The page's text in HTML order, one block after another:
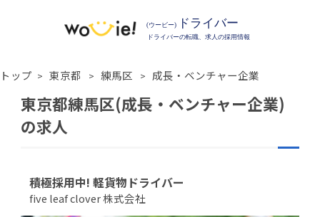
トップ 東京都 練馬区 成長・ベンチャー企業
東京都練馬区(成長・ベンチャー企業)
の求人
積極採用中! 軽貨物ドライバー
five leaf clover 株式会社